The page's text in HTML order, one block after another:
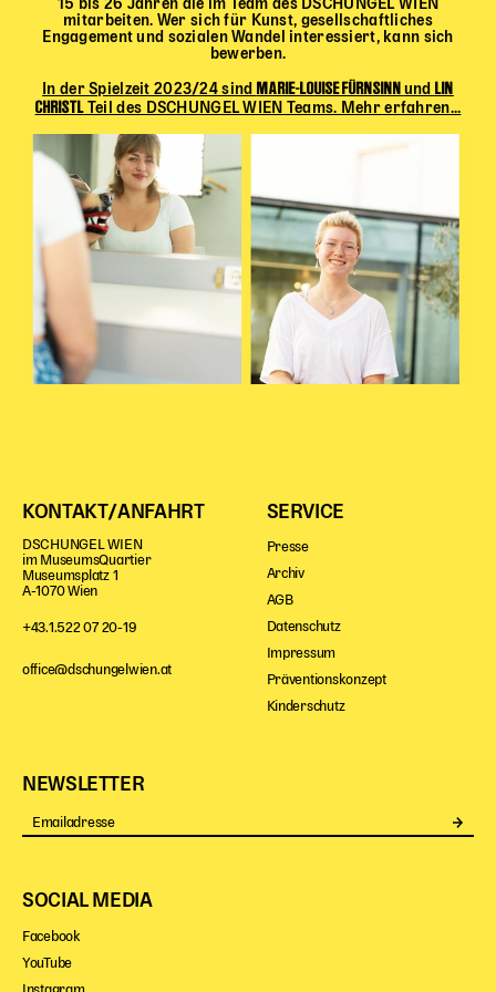
15 bis 26 Jahren die im Team des DSCHUNGEL WIEN
mitarbeiten. Wer sich für Kunst, gesellschaftliches
Engagement und sozialen Wandel interessiert, kann sich
bewerben.
In der Spielzeit 2023/24 sind MARIE-LOUISE FÜRNSINN und LIN
CHRISTLTeil des DSCHUNGEL WIEN Teams. Mehr erfahren...
KONTAKT/ANFAHRT
DSCHUNGEL WIEN
im MuseumsQuartier
Museumsplatz 1
A-1070 Wien
+43.1.522 07 20-19
office@dschungelwien.at
SERVICE
Presse
Archiv
AGB
Datenschutz
Impressum
Präventionskonzept
Kinderschutz
NEWSLETTER
SOCIAL MEDIA
Facebook
YouTube